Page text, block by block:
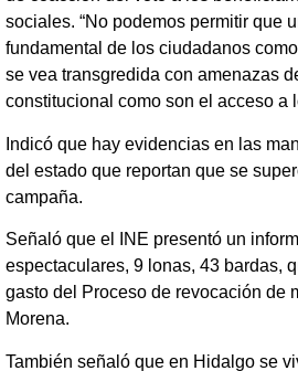
sociales. “No podemos permitir que
fundamental de los ciudadanos
se vea transgredida con amenazas
constitucional como son el acceso a
Indicó que hay evidencias en las
del estado que reportan que se
campaña.
Señaló que el INE presentó un
espectaculares, 9 lonas, 43 bardas,
gasto del Proceso de revocación de
Morena.
También señaló que en Hidalgo se